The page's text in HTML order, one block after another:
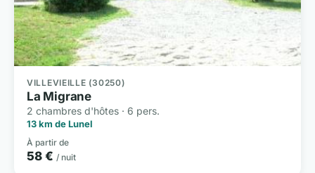
VILLEVIEILLE (30250)
La Migrane
2 chambres d'hôtes · 6 pers.
13 km de Lunel
À partir de
58 € / nuit